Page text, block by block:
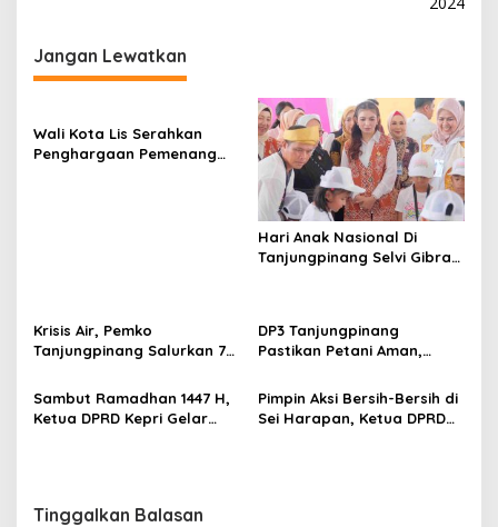
a
i
p
Jangan Lewatkan
Wali Kota Lis Serahkan
Penghargaan Pemenang
Hari Anak Nasional Di
Tanjungpinang Selvi Gibran
Krisis Air, Pemko
Tanjungpinang Salurkan 75
Terus Berlanj
DP3 Tanjungpinang
Pastikan Petani Aman,
Instrumen Kendali Inflasi
Sambut Ramadhan 1447 H,
Ketua DPRD Kepri Gelar
Pimpin Aksi Bersih-Bersih di
Sei Harapan, Ketua DPRD
Tinggalkan Balasan